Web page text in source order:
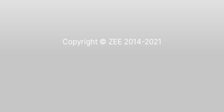
Copyright © ZEE 2014-2021